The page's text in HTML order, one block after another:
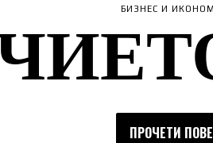
БИЗНЕС И
ПРОЧЕТИ